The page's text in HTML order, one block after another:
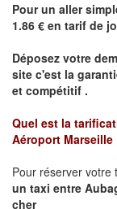
Pour un aller
1.86 € en tarif de
Déposez votre
site c'est la
et compétitif .
Quel est la
Aéroport Marseille
Pour réserver votre
un taxi entre
cher